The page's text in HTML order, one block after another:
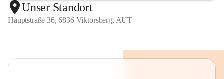
Unser Standort
Hauptstraße 36, 6836 Viktorsberg, AUT